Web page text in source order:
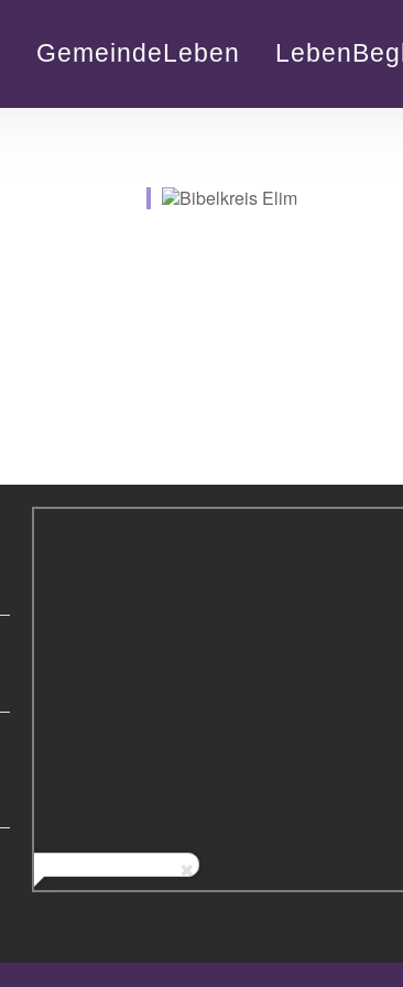
GemeindeLeben